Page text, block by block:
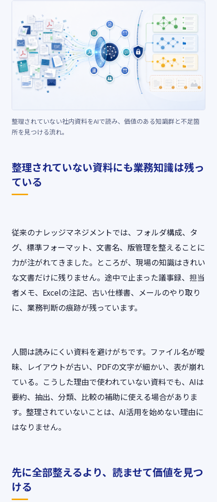
整理されていない社内資料をAIで読み、価値のある知識群と不足箇
所を見つける流れ。
整理されていない資料にも業務知識は残っ
ている
従来のナレッジマネジメントでは、フォルダ構成、タ
グ、標準フォーマット、文書名、版管理を整えることに
力が注がれてきました。ところが、現場の知識はきれい
な文書だけに残りません。途中で止まった議事録、担当
者メモ、Excelの注記、古い仕様書、メールのやり取り
に、業務判断の痕跡が残っています。
人間は読みにくい資料を避けがちです。ファイル名が曖
昧、レイアウトが古い、PDFの文字が細かい、表が崩れ
ている。こうした理由で使われていない資料でも、AIは
要約、抽出、分類、比較の補助に使える場合がありま
す。整理されていないことは、AI活用を始めない理由に
はなりません。
先に全部整えるより、読ませて価値を見つ
ける